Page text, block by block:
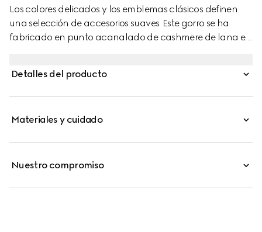
Los colores delicados y los emblemas clásicos definen
una selección de accesorios suaves. Este gorro se ha
fabricado en punto acanalado de cashmere de lana en
diseño.
Detalles del producto
Materiales y cuidado
Nuestro compromiso